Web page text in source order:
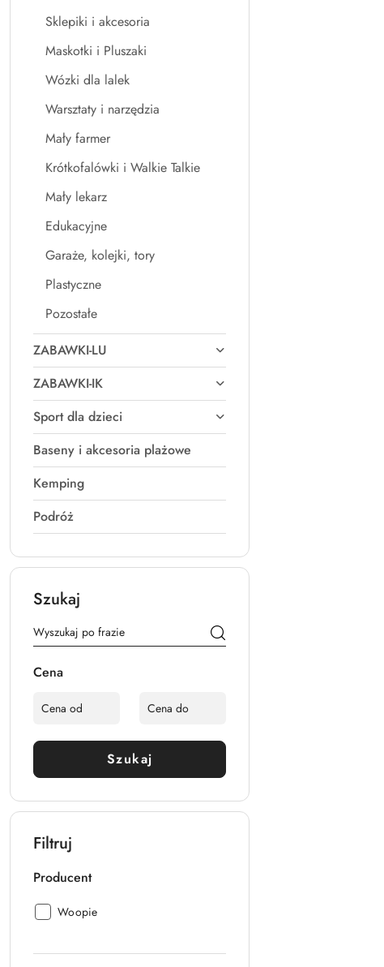
Sklepiki i akcesoria
Maskotki i Pluszaki
Wózki dla lalek
Warsztaty i narzędzia
Mały farmer
Krótkofalówki i Walkie Talkie
Mały lekarz
Edukacyjne
Garaże, kolejki, tory
Plastyczne
Pozostałe
ZABAWKI-LU
ZABAWKI-IK
Sport dla dzieci
Baseny i akcesoria plażowe
Kemping
Podróż
Szukaj
Cena
Szukaj
Filtruj
Producent
Producent:
Woopie